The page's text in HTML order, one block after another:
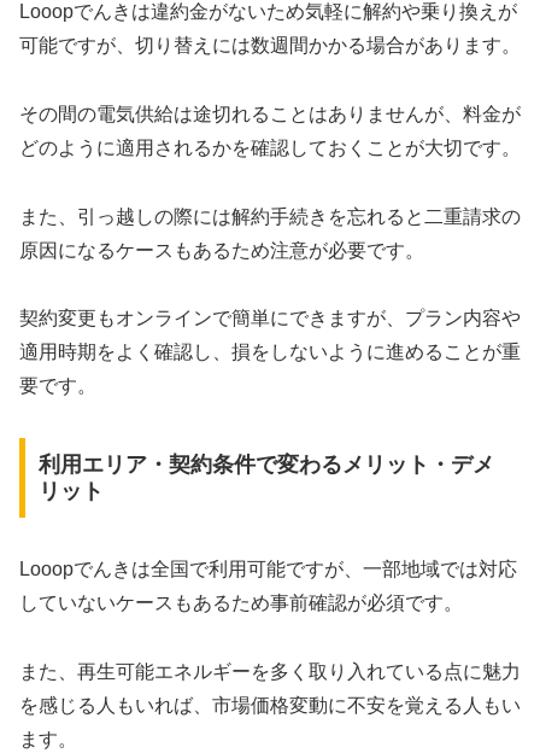
Looopでんきは違約金がないため気軽に解約や乗り換えが
可能ですが、切り替えには数週間かかる場合があります。
その間の電気供給は途切れることはありませんが、料金が
どのように適用されるかを確認しておくことが大切です。
また、引っ越しの際には解約手続きを忘れると二重請求の
原因になるケースもあるため注意が必要です。
契約変更もオンラインで簡単にできますが、プラン内容や
適用時期をよく確認し、損をしないように進めることが重
要です。
利用エリア・契約条件で変わるメリット・デメ
リット
Looopでんきは全国で利用可能ですが、一部地域では対応
していないケースもあるため事前確認が必須です。
また、再生可能エネルギーを多く取り入れている点に魅力
を感じる人もいれば、市場価格変動に不安を覚える人もい
ます。